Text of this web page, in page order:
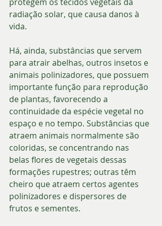
radiação solar, que causa danos à
vida.
Há, ainda, substâncias que servem
para atrair abelhas, outros insetos e
animais polinizadores, que possuem
importante função para reprodução
de plantas, favorecendo a
continuidade da espécie vegetal no
espaço e no tempo. Substâncias que
atraem animais normalmente são
coloridas, se concentrando nas
belas flores de vegetais dessas
formações rupestres; outras têm
cheiro que atraem certos agentes
polinizadores e dispersores de
frutos e sementes.